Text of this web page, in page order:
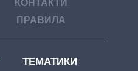
КОНТАКТИ
ПРАВИЛА
ТЕМАТИКИ